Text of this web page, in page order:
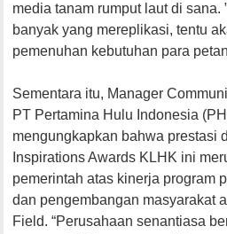
media tanam rumput laut di sana.
banyak yang mereplikasi, tentu
pemenuhan kebutuhan para
Sementara itu, Manager
PT Pertamina Hulu Indonesia
mengungkapkan bahwa prestasi
Inspirations Awards KLHK ini
pemerintah atas kinerja program
dan pengembangan masyarakat
Field. “Perusahaan senantiasa